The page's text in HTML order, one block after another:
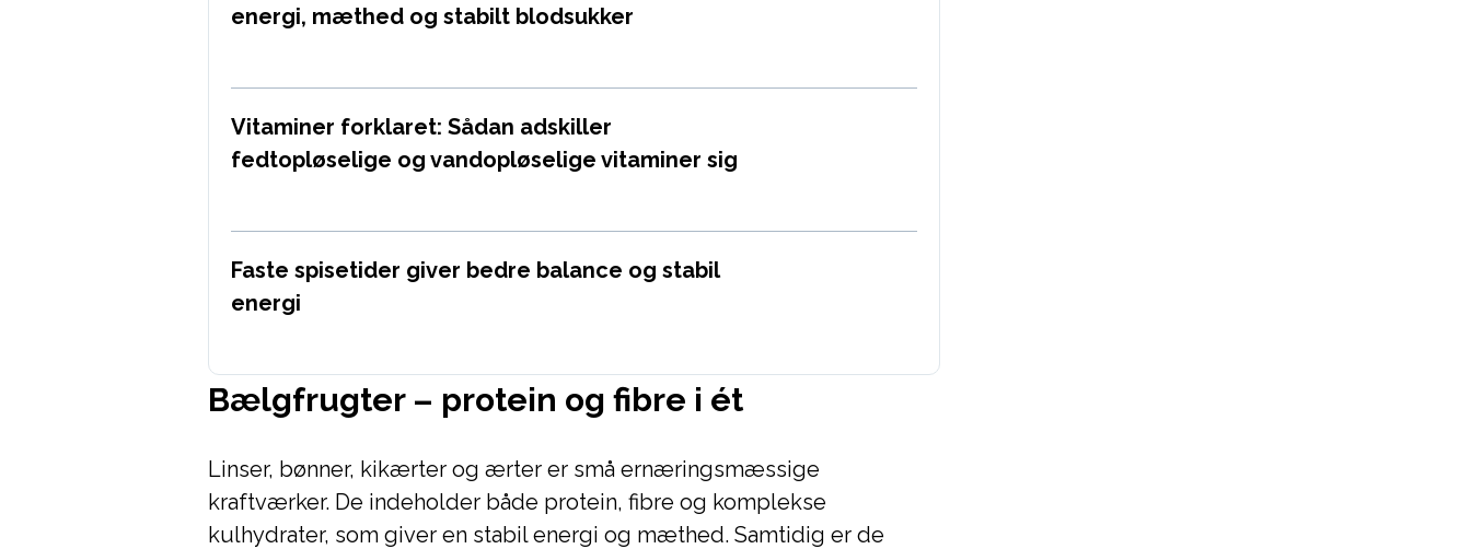
energi, mæthed og stabilt blodsukker
Vitaminer forklaret: Sådan adskiller
fedtopløselige og vandopløselige vitaminer sig
Faste spisetider giver bedre balance og stabil
energi
Bælgfrugter – protein og fibre i ét
Linser, bønner, kikærter og ærter er små ernæringsmæssige
kraftværker. De indeholder både protein, fibre og komplekse
kulhydrater, som giver en stabil energi og mæthed. Samtidig er de